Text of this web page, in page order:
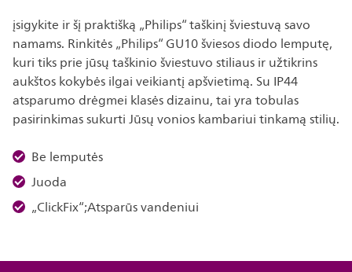
įsigykite ir šį praktišką „Philips“ taškinį šviestuvą savo
namams. Rinkitės „Philips“ GU10 šviesos diodo lemputę,
kuri tiks prie jūsų taškinio šviestuvo stiliaus ir užtikrins
aukštos kokybės ilgai veikiantį apšvietimą. Su IP44
atsparumo drėgmei klasės dizainu, tai yra tobulas
pasirinkimas sukurti Jūsų vonios kambariui tinkamą stilių.
Be lemputės
Juoda
„ClickFix“;Atsparūs vandeniui